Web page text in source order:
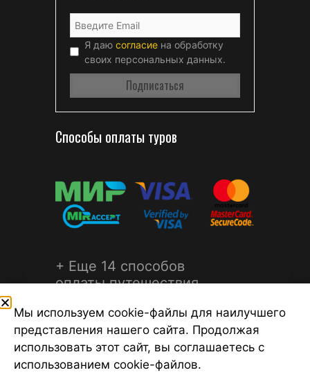
Я даю согласие на обработку
своих персональных данных.
Способы оплаты туров
+ Еще 14 способов
оплаты путешествия
©2026 Турагентство Турсфера - Поиск туров от надежных
Мы используем cookie-файлы для наилучшего
представления нашего сайта. Продолжая
использовать этот сайт, вы соглашаетесь с
использованием cookie-файлов.